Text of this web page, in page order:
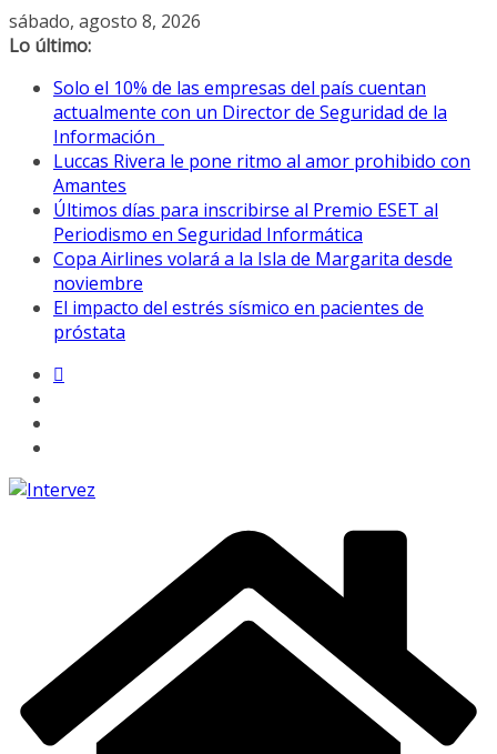
Saltar
al
sábado, agosto 8, 2026
Lo último:
Solo el 10% de las empresas del país cuentan
actualmente con un Director de Seguridad de la
Información
Luccas Rivera le pone ritmo al amor prohibido con
Amantes
Últimos días para inscribirse al Premio ESET al
Periodismo en Seguridad Informática
Copa Airlines volará a la Isla de Margarita desde
noviembre
El impacto del estrés sísmico en pacientes de
próstata